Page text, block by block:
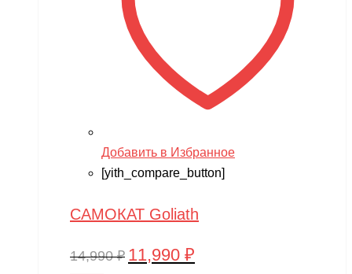
Добавить в Избранное
[yith_compare_button]
САМОКАТ Goliath
14,990₽ Первоначальная
11,990 ₽